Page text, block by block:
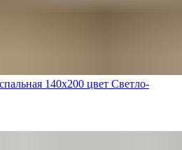
140x200 цвет Светло-